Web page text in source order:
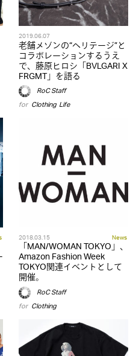
2019.06.07
老舗メゾンの“ヘリテージ”と
コラボレーションするうえ
で、藤原ヒロシ「BVLGARI X
FRGMT」を語る
RoC Staff
for Clothing,Life
2018.03.15 News
「MAN/WOMAN TOKYO」、
Amazon Fashion Week
TOKYO関連イベントとして
開催。
RoC Staff
for Clothing